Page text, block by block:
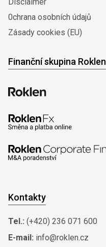
Disclaimer
0chrana osobních údajů
Zásady cookies (EU)
Finanční skupina Roklen
Kontakty
Tel.: (+420) 236 071 600
E-mail: info@roklen.cz